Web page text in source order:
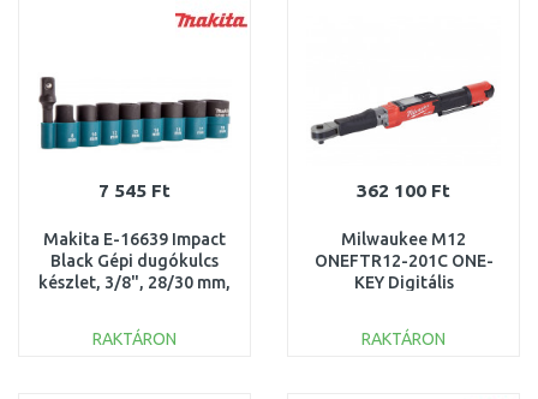
Összehasonlítás
7 545 Ft
Makita E-16639 Impact
Black Gépi dugókulcs
készlet, 3/8", 28/30 mm,
RAKTÁRON
362 100 Ft
Milwaukee M12
ONEFTR12-201C ONE-
KEY Digitális
4933464970
RAKTÁRON